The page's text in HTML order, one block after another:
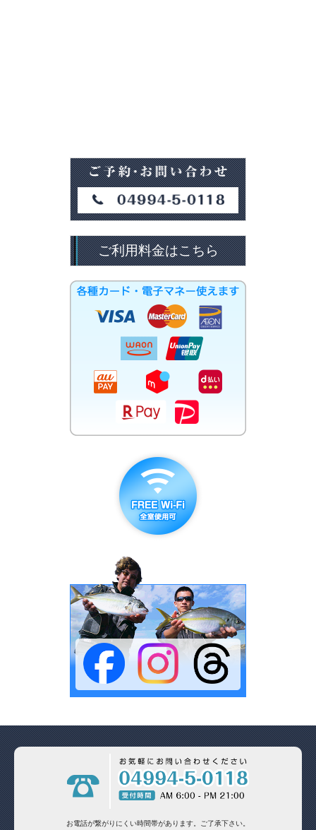
ご利用料金はこちら
お電話が繋がりにくい時間帯があります。 ご了承下さい。